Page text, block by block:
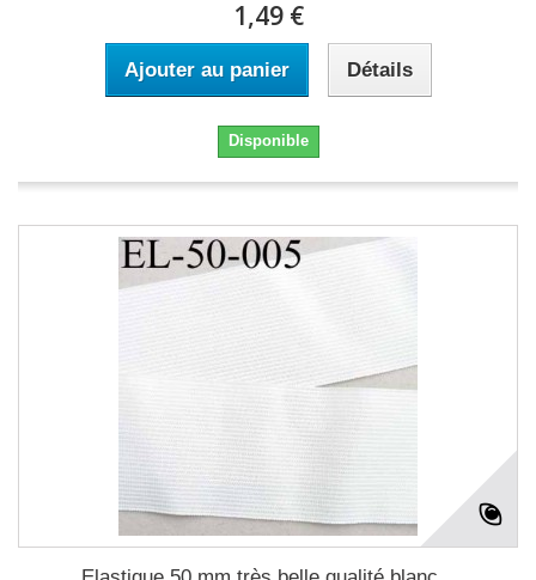
1,49 €
Ajouter au panier Détails
Disponible